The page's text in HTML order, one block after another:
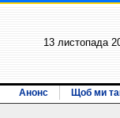
13 листопада
Анонс Щоб ми